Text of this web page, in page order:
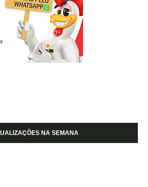
NA SEMANA